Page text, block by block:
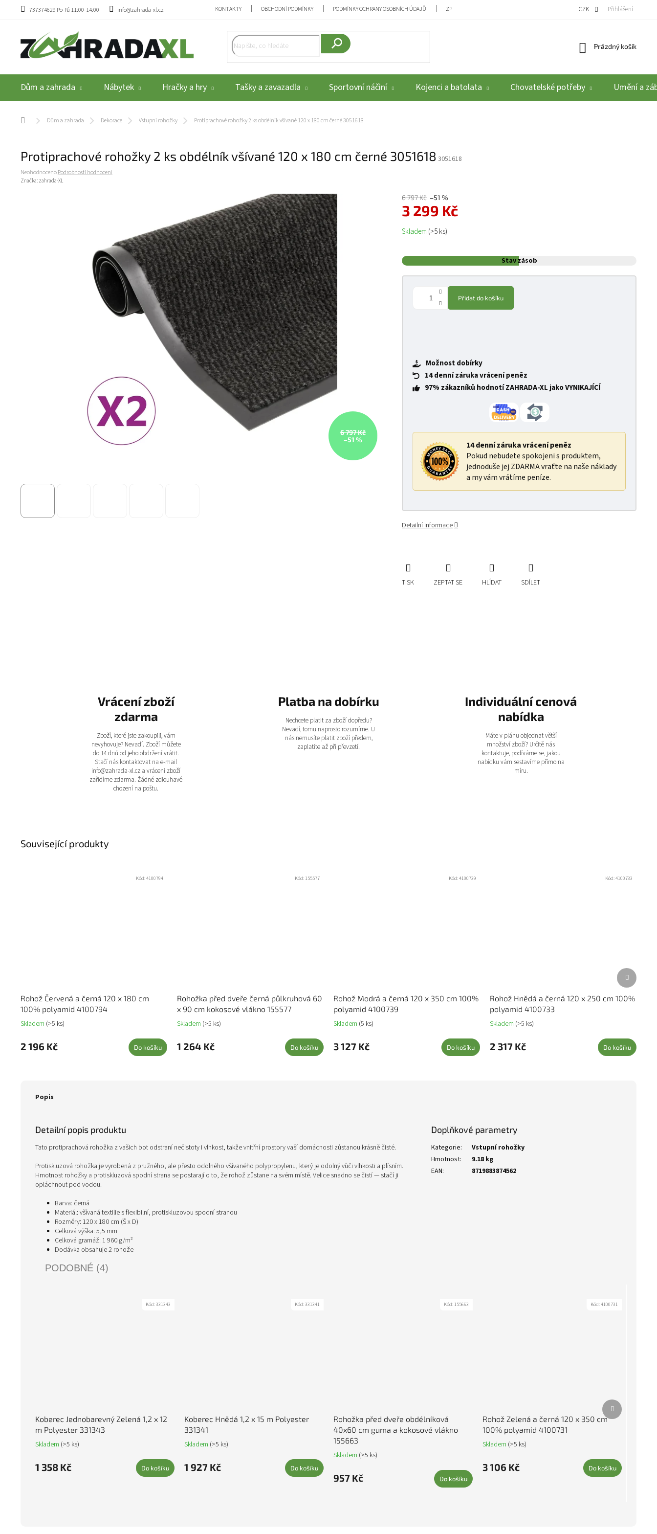
Přejít na obsah
737374629 Po-Pá 11:00-14:00 info@zahrada-xl.cz KONTAKTY OBCHODNÍ PODMÍNKY PODMÍNKY OCHRANY OSOBNÍCH ÚDAJŮ ZPĚTNÝ ODBĚR VYSLOUŽILÝCH ELEKTROZAŘÍZENÍ / BATERIÍ REKLAMACE A
CZK Přihlášení
Nákupní košík
Prázdný košík
Dům a zahrada Nábytek Hračky a hry Tašky a zavazadla Sportovní náčiní Kojenci a batolata Chovatelské potřeby Umění a
Domů Dům a zahrada Dekorace Vstupní rohožky Protiprachové rohožky 2 ks obdélník všívané 120 x 180 cm černé 3051618
Protiprachové rohožky 2 ks obdélník všívané 120 x 180 cm černé 3051618 3051618
Průměrné hodnocení produktu je 0,0 z 5 hvězdiček.
NeohodnocenoPodrobnosti hodnocení
Značka: zahrada-XL
6 797 Kč
–51 %
6 797 Kč –51 %
3 299 Kč
Měrná cena:
Skladem (>5 ks)
Stav zásob
Přidat do košíku
Možnost dobírky
14 denní záruka vrácení peněz
97% zákazníků hodnotí ZAHRADA-XL jako VYNIKAJÍCÍ
14 denní záruka vrácení peněz
Pokud nebudete spokojeni s produktem,
jednoduše jej ZDARMA vraťte na naše náklady
a my vám vrátíme peníze.
Detailní informace
TISK ZEPTAT SE HLÍDAT SDÍLET
Vrácení zboží
zdarma
Zboží, které jste zakoupili, vám
nevyhovuje? Nevadí. Zboží můžete
do 14 dnů od jeho obdržení vrátit.
Stačí nás kontaktovat na e-mail
info@zahrada-xl.cz a vrácení zboží
zařídíme zdarma. Žádné zdlouhavé
chození na poštu.
Platba na dobírku
Nechcete platit za zboží dopředu?
Nevadí, tomu naprosto rozumíme. U
nás nemusíte platit zboží předem,
zaplatíte až při převzetí.
Individuální cenová
nabídka
Máte v plánu objednat větší
množství zboží? Určitě nás
kontaktuje, podíváme se, jakou
nabídku vám sestavíme přímo na
míru.
Související produkty
Rohož Červená a černá 120 x 180 cm
100% polyamid 4100794
Skladem (>5 ks)
2 196 Kč Do košíku
Kód:4100794
Rohožka před dveře černá půlkruhová 60
x 90 cm kokosové vlákno 155577
Skladem (>5 ks)
1 264 Kč Do košíku
Kód: 155577
Rohož Modrá a černá 120 x 350 cm 100%
polyamid 4100739
Skladem (5 ks)
3 127 Kč Do košíku
Kód:4100739
Rohož Hnědá a černá 120 x 250 cm 100%
polyamid 4100733
Skladem (>5 ks)
2 317 Kč Do košíku
Kód:4100733
Další
Popis
Detailní popis produktu
Tato protiprachová rohožka z vašich bot odstraní nečistoty i vlhkost, takže vnitřní prostory vaší domácnosti zůstanou krásně čisté.
Protiskluzová rohožka je vyrobená z pružného, ale přesto odolného všívaného polypropylenu, který je odolný vůči vlhkosti a plísním.
Hmotnost rohožky a protiskluzová spodní strana se postarají o to, že rohož zůstane na svém místě. Velice snadno se čistí — stačí ji
opláchnout pod vodou.
Barva: černá
Materiál: všívaná textilie s flexibilní, protiskluzovou spodní stranou
Rozměry: 120 x 180 cm (Š x D)
Celková výška: 5,5 mm
Celková gramáž: 1 960 g/m²
Dodávka obsahuje 2 rohože
Doplňkové parametry
Kategorie:
Vstupní rohožky
Hmotnost:
9.18 kg
EAN: 8719883874562
PODOBNÉ (4)
Koberec Jednobarevný Zelená 1,2 x 12
m Polyester 331343
Skladem (>5 ks)
1 358 Kč Do košíku
Kód:331343
Koberec Hnědá 1,2 x 15 m Polyester
331341
Skladem (>5 ks)
1 927 Kč Do košíku
Kód:331341
Rohožka před dveře obdélníková
40x60 cm guma a kokosové vlákno
155663
Skladem (>5 ks)
957 Kč Do košíku
Kód: 155663
Rohož Zelená a černá 120 x 350 cm
100% polyamid 4100731
Skladem (>5 ks)
3 106 Kč Do košíku
Kód:4100731
Další produkt